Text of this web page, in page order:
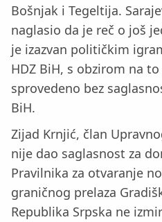
Bošnjak i Tegeltija.
naglasio da je reč o još
je izazvan političkim
HDZ BiH, s obzirom na
sprovedeno bez
BiH.
Zijad Krnjić, član
nije dao saglasnost za
Pravilnika za otvaranje
graničnog prelaza
Republika Srpska ne